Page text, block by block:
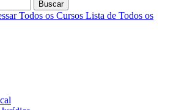
Buscar
Todos os Cursos Lista de Todos os